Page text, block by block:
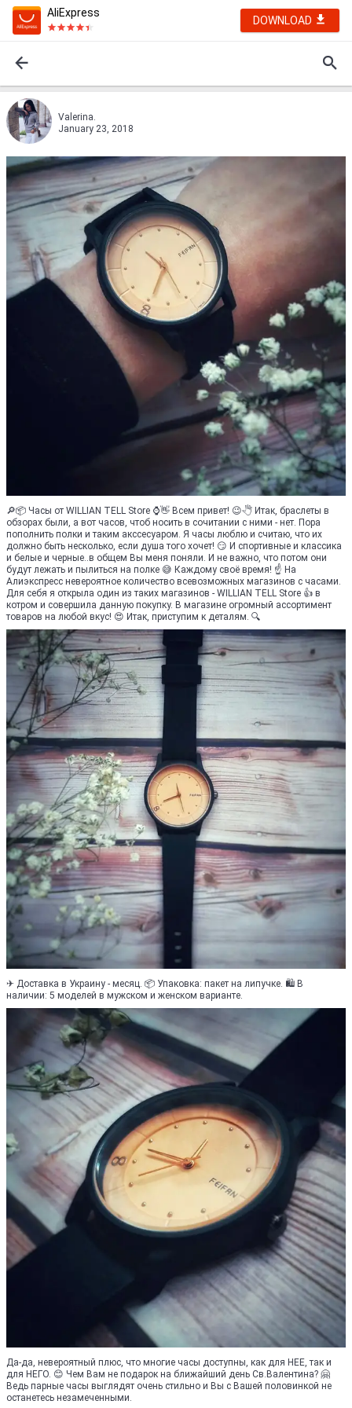
AliExpress
DOWNLOAD
Valerina.
January 23, 2018
🔎📦 Часы от WILLIAN TELL Store ⌚👋 Всем привет! 😉🖑 Итак, браслеты в
обзорах были, а вот часов, чтоб носить в сочитании с ними - нет. Пора
пополнить полки и таким акссесуаром. Я часы люблю и считаю, что их
должно быть несколько, если душа того хочет! 😏 И спортивные и классика
и белые и черные..в общем Вы меня поняли. И не важно, что потом они
будут лежать и пылиться на полке 😅 Каждому своё время! ☝ На
Алиэкспресс невероятное количество всевозможных магазинов с часами.
Для себя я открыла один из таких магазинов - WILLIAN TELL Store 👍 в
котром и совершила данную покупку. В магазине огромный ассортимент
товаров на любой вкус! 😍 Итак, приступим к деталям. 🔍
✈ Доставка в Украину - месяц. 📦 Упаковка: пакет на липучке. 🛍 В
наличии: 5 моделей в мужском и женском варианте.
Да-да, невероятный плюс, что многие часы доступны, как для НЕЕ, так и
для НЕГО. 😊 Чем Вам не подарок на ближайший день Св.Валентина? 🤗
Ведь парные часы выглядят очень стильно и Вы с Вашей половинкой не
останетесь незамеченными.